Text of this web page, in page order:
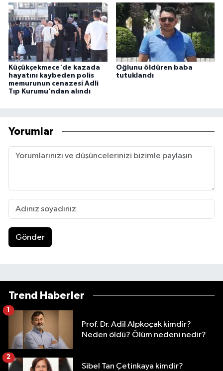
Küçükçekmece'de kazada
hayatını kaybeden polis
memurunun cenazesi Adli
Tıp Kurumu'ndan alındı
Oğlunu öldüren baba
tutuklandı
Yorumlar
Gönder
Trend Haberler
Prof. Dr. Adil Alpkoçak kimdir?
Neden öldü? Ölüm nedeni nedir?
1
Sibel Tan Çetinkaya kimdir?
2